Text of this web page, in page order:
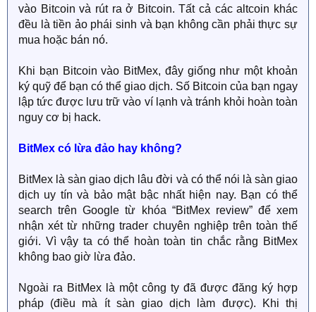
vào Bitcoin và rút ra ở Bitcoin. Tất cả các altcoin khác
đều là tiền ảo phái sinh và bạn không cần phải thực sự
mua hoặc bán nó.
Khi bạn Bitcoin vào BitMex, đây giống như một khoản
ký quỹ để bạn có thể giao dịch. Số Bitcoin của bạn ngay
lập tức được lưu trữ vào ví lạnh và tránh khỏi hoàn toàn
nguy cơ bị hack.
BitMex có lừa đảo hay không?
BitMex là sàn giao dịch lâu đời và có thể nói là sàn giao
dịch uy tín và bảo mật bậc nhất hiện nay. Bạn có thể
search trên Google từ khóa “BitMex review” để xem
nhận xét từ những trader chuyên nghiệp trên toàn thế
giới. Vì vậy ta có thể hoàn toàn tin chắc rằng BitMex
không bao giờ lừa đảo.
Ngoài ra BitMex là một công ty đã được đăng ký hợp
pháp (điều mà ít sàn giao dịch làm được). Khi thị